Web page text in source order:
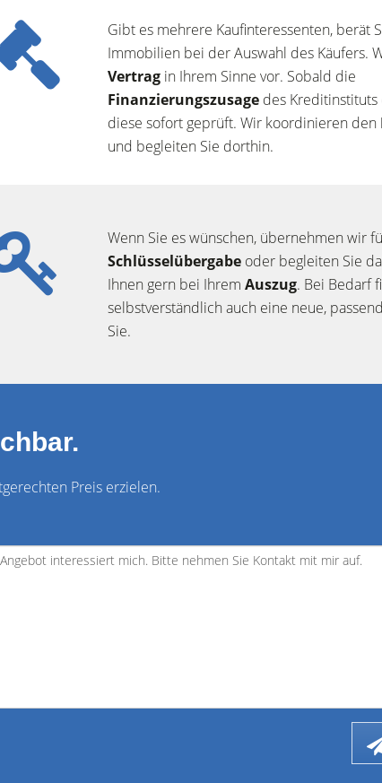
Gibt es mehrere Kaufinteressenten, berät
Immobilien bei der Auswahl des Käufers.
Vertrag in Ihrem Sinne vor. Sobald die
Finanzierungszusage des Kreditinstituts
diese sofort geprüft. Wir koordinieren den
und begleiten Sie dorthin.
Wenn Sie es wünschen, übernehmen wir
Schlüsselübergabe oder begleiten Sie
Ihnen gern bei Ihrem Auszug. Bei Bedarf
selbstverständlich auch eine neue,
Sie.
Preis erzielen.